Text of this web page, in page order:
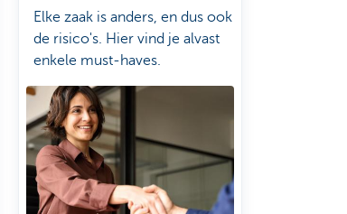
Elke zaak is anders, en dus ook
de risico's. Hier vind je alvast
enkele must-haves.